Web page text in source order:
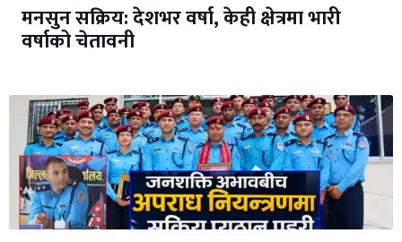
मनसुन सक्रिय: देशभर वर्षा, केही क्षेत्रमा भारी
वर्षाको चेतावनी